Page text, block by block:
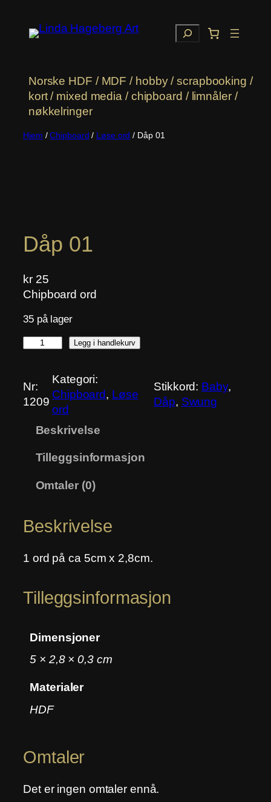
innhold
Søk
Norske HDF / MDF / hobby / scrapbooking /
kort / mixed media / chipboard / limnåler /
nøkkelringer
Hjem /Chipboard / Løse ord / Dåp 01
Dåp 01
kr25
Chipboard ord
35 på lager
0
1
Legg i handlekurv
Nr:
1209
Kategori:
Chipboard, Løse
ord
Stikkord: Baby
Dåp, Swung
Beskrivelse
Tilleggsinformasjon
Omtaler (0)
Beskrivelse
1 ord på ca 5cm x 2,8cm.
Tilleggsinformasjon
Dimensjoner
5 × 2,8 × 0,3 cm
Materialer
HDF
Omtaler
Det er ingen omtaler ennå.